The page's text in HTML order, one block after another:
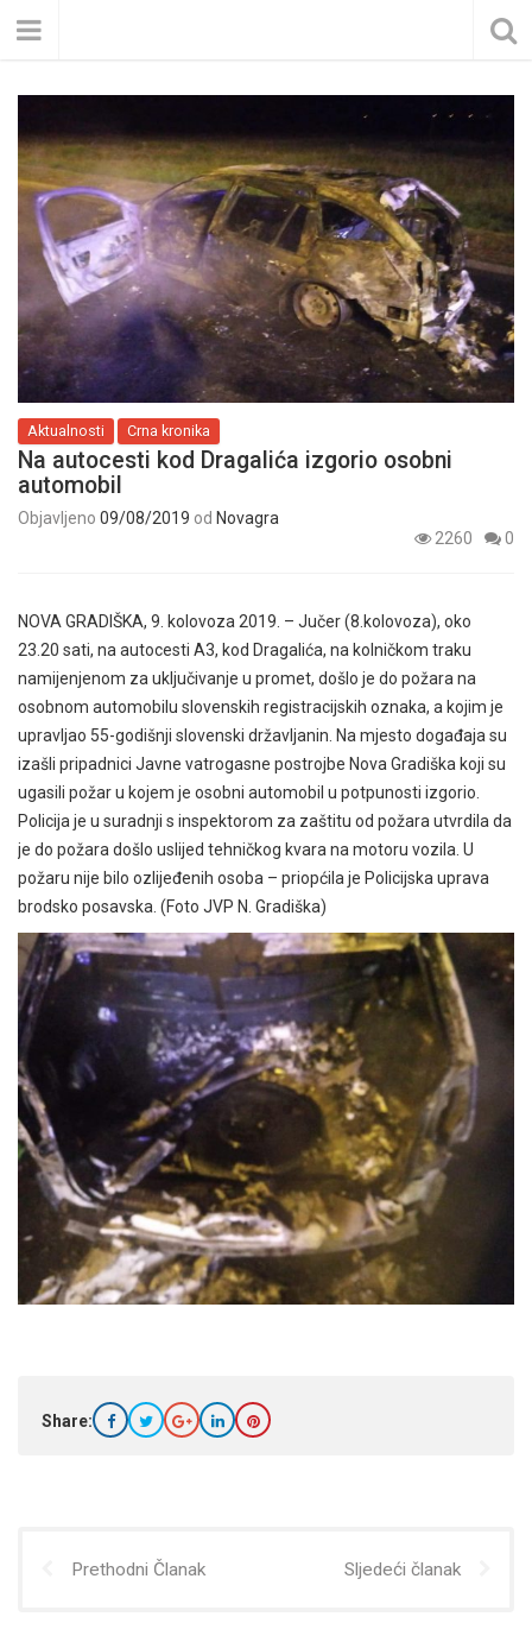
Aktualnosti Crna kronika
Na autocesti kod Dragalića izgorio osobni
automobil
Objavljeno 09/08/2019 od Novagra
2260
0
NOVA GRADIŠKA, 9. kolovoza 2019. – Jučer (8.kolovoza), oko
23.20 sati, na autocesti A3, kod Dragalića, na kolničkom traku
namijenjenom za uključivanje u promet, došlo je do požara na
osobnom automobilu slovenskih registracijskih oznaka, a kojim je
upravljao 55-godišnji slovenski državljanin. Na mjesto događaja su
izašli pripadnici Javne vatrogasne postrojbe Nova Gradiška koji su
ugasili požar u kojem je osobni automobil u potpunosti izgorio.
Policija je u suradnji s inspektorom za zaštitu od požara utvrdila da
je do požara došlo uslijed tehničkog kvara na motoru vozila. U
požaru nije bilo ozlijeđenih osoba – priopćila je Policijska uprava
brodsko posavska. (Foto JVP N. Gradiška)
Share:
Prethodni Članak Sljedeći članak